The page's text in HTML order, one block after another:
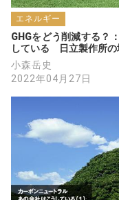
エネルギー
GHGをどう削減する？
している　日立製作所の
小森岳史
2022年04月27日